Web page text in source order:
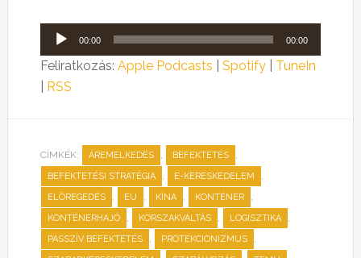
Audió
lejátszó
00:00 00:00
Feliratkozás: Apple Podcasts Spotify| TuneIn
RSS
CÍMKÉK: ÁREMELKEDÉS , BEFEKTETÉS ,
BEFEKTETÉSI STRATÉGIA , E-KERESKEDELEM ,
ELÖREGEDÉS , EU , KÍNA , KONTÉNER ,
KONTÉNERHAJÓ , KORSZAKVÁLTÁS , LOGISZTIKA ,
PASSZÍV BEFEKTETÉS , PROTEKCIONIZMUS ,